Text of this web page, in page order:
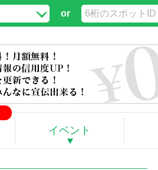
or
イベント